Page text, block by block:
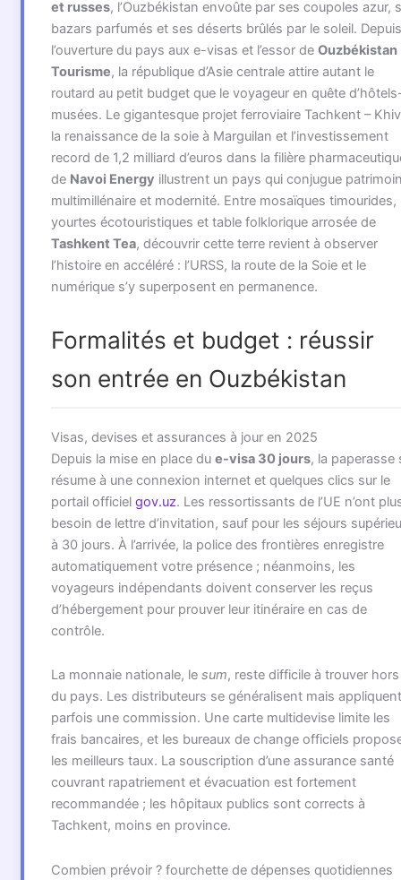
et russes, l’Ouzbékistan envoûte par ses coupoles azur,
bazars parfumés et ses déserts brûlés par le soleil. Depuis
l’ouverture du pays aux e-visas et l’essor de Ouzbékistan
Tourisme, la république d’Asie centrale attire autant le
routard au petit budget que le voyageur en quête
musées. Le gigantesque projet ferroviaire Tachkent –
la renaissance de la soie à Marguilan et l’investissement
record de 1,2 milliard d’euros dans la filière
de Navoi Energy illustrent un pays qui conjugue
multimillénaire et modernité. Entre mosaïques timourides,
yourtes écotouristiques et table folklorique arro­sée de
Tashkent Tea, découvrir cette terre revient à observer
l’histoire en accéléré : l’URSS, la route de la Soie et le
numérique s’y superposent en permanence.
Formalités et budget : réussir
son entrée en Ouzbékistan
Visas, devises et assurances à jour en 2025
Depuis la mise en place du e-visa 30 jours, la paperasse
résume à une connexion internet et quelques clics sur le
portail officiel gov.uz. Les ressortissants de l’UE n’ont
besoin de lettre d’invitation, sauf pour les séjours
à 30 jours. À l’arrivée, la police des frontières enregistre
automatiquement votre présence ; néanmoins, les
voyageurs indépendants doivent conserver les reçus
d’hébergement pour prouver leur itinéraire en cas de
contrôle.
La monnaie nationale, le sum, reste difficile à trouver hors
du pays. Les distributeurs se généralisent mais appliquent
parfois une commission. Une carte multidevise limite les
frais bancaires, et les bureaux de change officiels
les meilleurs taux. La souscription d’une assurance santé
couvrant rapatriement et évacuation est fortement
recommandée ; les hôpitaux publics sont corrects à
Tachkent, moins en province.
Combien prévoir ? fourchette de dépenses quotidiennes